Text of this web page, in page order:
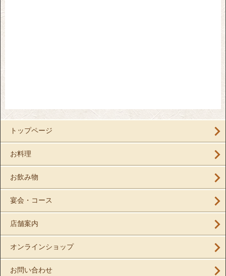
トップページ
お料理
お飲み物
宴会・コース
店舗案内
オンラインショップ
お問い合わせ